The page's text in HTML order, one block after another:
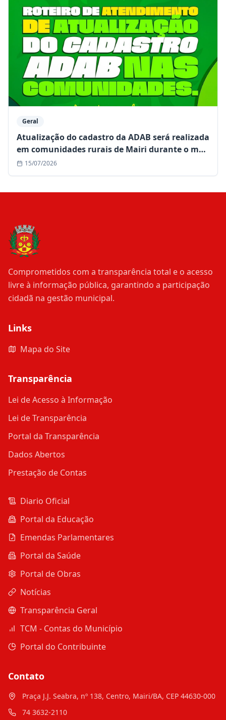
Geral
Atualização do cadastro da ADAB será realizada
em comunidades rurais de Mairi durante o mês
de julho
15/07/2026
Comprometidos com a transparência total e o acesso
livre à informação pública, garantindo a participação
cidadã na gestão municipal.
Links
Mapa do Site
Transparência
Lei de Acesso à Informação
Lei de Transparência
Portal da Transparência
Dados Abertos
Prestação de Contas
Diario Oficial
Portal da Educação
Emendas Parlamentares
Portal da Saúde
Portal de Obras
Notícias
Transparência Geral
TCM - Contas do Município
Portal do Contribuinte
Contato
Praça J.J. Seabra, nº 138, Centro, Mairi/BA, CEP 44630-000
74 3632-2110